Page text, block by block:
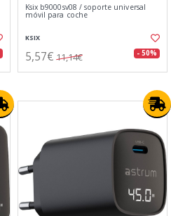
Ksix b9000sv08 / soporte universal
móvil para coche
KSIX
5,57€ 11,14€ - 50%